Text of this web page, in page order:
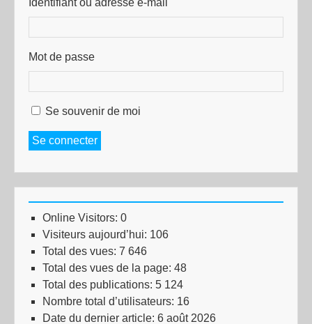
Identifiant ou adresse e-mail
Mot de passe
Se souvenir de moi
Se connecter
Online Visitors: 0
Visiteurs aujourd’hui: 106
Total des vues: 7 646
Total des vues de la page: 48
Total des publications: 5 124
Nombre total d’utilisateurs: 16
Date du dernier article: 6 août 2026